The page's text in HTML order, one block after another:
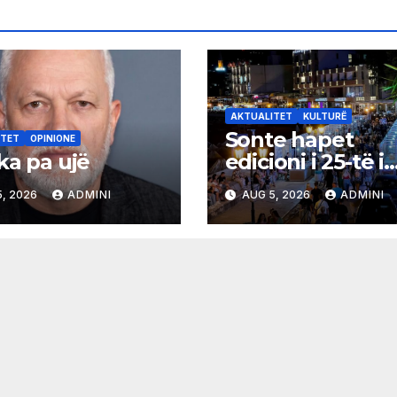
OPINIONE
pa ujë
2026 ADMINI
AKTUALITET KULTURË
Sonte hapet
edicioni i 25-të i
Panairit të Librit
Ulqin
AUG 5, 2026 ADMINI